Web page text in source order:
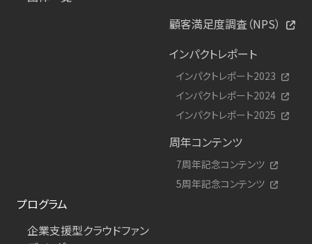
顧客満足度調査（NPS）
インパクトレポート
インパクトレポート2023
インパクトレポート2024
インパクトレポート2025
周年コンテンツ
7周年記念コンテンツ
5周年記念コンテンツ
プログラム
企業支援型クラウドファン